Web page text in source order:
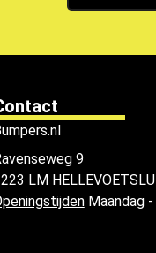
9
LM
Maandag -